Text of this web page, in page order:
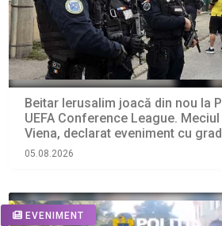
Beitar Ierusalim joacă din nou la
UEFA Conference League.
Viena, declarat eveniment cu
05.08.2026
EVENIMENT